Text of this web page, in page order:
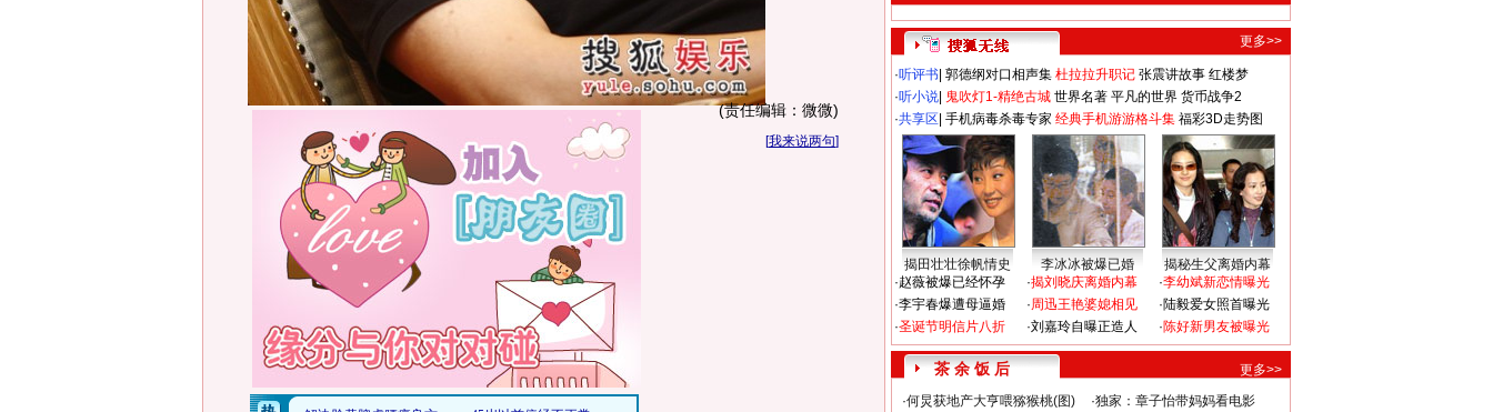
(责任编辑：微微)
[我来说两句]
更多>>
·听评书 郭德纲对口相声集 杜拉拉升职记 张震讲故事 红楼梦
·听小说 鬼吹灯1-精绝古城 世界名著 平凡的世界 货币战争2
·共享区 手机病毒杀毒专家 经典手机游游格斗集 福彩3D走势图
揭田壮壮徐帆情史 李冰冰被爆已婚
揭秘生父离婚内幕
·赵薇被爆已经怀孕
·李宇春爆遭母逼婚
·圣诞节明信片八折
·揭刘晓庆离婚内幕
·周迅王艳婆媳相见
·刘嘉玲自曝正造人
·李幼斌新恋情曝光
·陆毅爱女照首曝光
·陈好新男友被曝光
茶 余 饭 后
更多>>
·何炅获地产大亨喂猕猴桃(图) ·独家：章子怡带妈妈看电影